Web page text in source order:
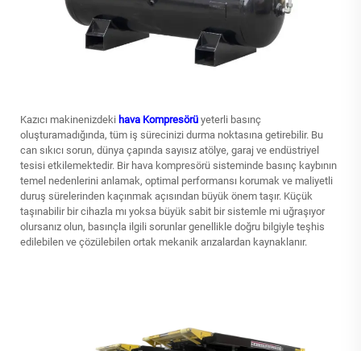
Kazıcı makinenizdeki hava Kompresörü yeterli basınç
oluşturamadığında, tüm iş sürecinizi durma noktasına getirebilir. Bu
can sıkıcı sorun, dünya çapında sayısız atölye, garaj ve endüstriyel
tesisi etkilemektedir. Bir hava kompresörü sisteminde basınç kaybının
temel nedenlerini anlamak, optimal performansı korumak ve maliyetli
duruş sürelerinden kaçınmak açısından büyük önem taşır. Küçük
taşınabilir bir cihazla mı yoksa büyük sabit bir sistemle mi uğraşıyor
olursanız olun, basınçla ilgili sorunlar genellikle doğru bilgiyle teşhis
edilebilen ve çözülebilen ortak mekanik arızalardan kaynaklanır.